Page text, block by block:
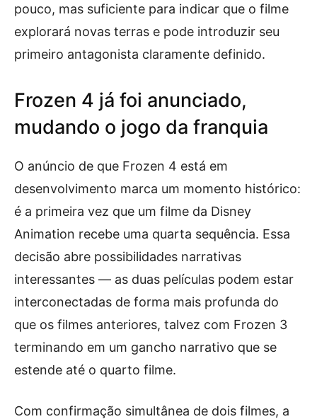
pouco, mas suficiente para indicar que o filme
explorará novas terras e pode introduzir seu
primeiro antagonista claramente definido.
Frozen 4 já foi anunciado,
mudando o jogo da franquia
O anúncio de que Frozen 4 está em
desenvolvimento marca um momento histórico:
é a primeira vez que um filme da Disney
Animation recebe uma quarta sequência. Essa
decisão abre possibilidades narrativas
interessantes — as duas películas podem estar
interconectadas de forma mais profunda do
que os filmes anteriores, talvez com Frozen 3
terminando em um gancho narrativo que se
estende até o quarto filme.
Com confirmação simultânea de dois filmes, a